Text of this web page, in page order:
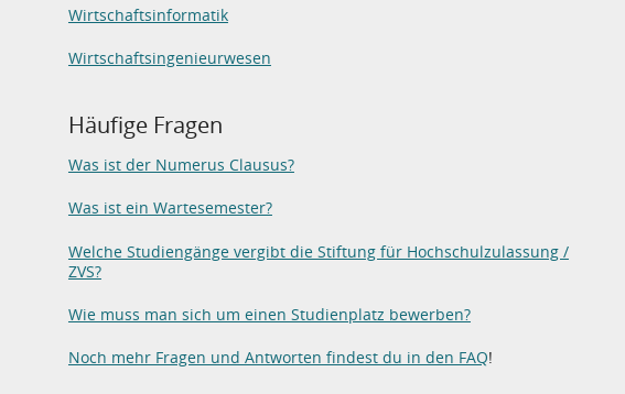
Wirtschaftsinformatik
Wirtschaftsingenieurwesen
Häufige Fragen
Was ist der Numerus Clausus?
Was ist ein Wartesemester?
Welche Studiengänge vergibt die Stiftung für Hochschulzulassung /
ZVS?
Wie muss man sich um einen Studienplatz bewerben?
Noch mehr Fragen und Antworten findest du in den FAQ!